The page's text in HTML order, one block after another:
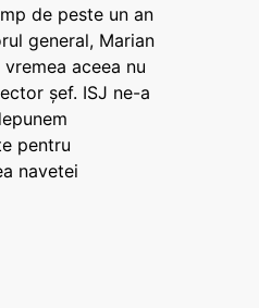
de peste un an
general, Marian
vremea aceea nu
șef. ISJ ne-a
pentru
navetei